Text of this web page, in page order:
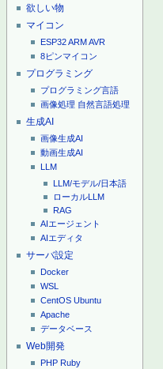
欲しい物
マイコン
ESP32ARMAVR
8ピンマイコン
プログラミング
プログラミング言語
画像処理 自然言語処理
生成AI
画像生成AI
動画生成AI
LLM
LLM/モデル/日本語
ローカルLLM
RAG
AIエージェント
AIエディタ
サーバ設定
Docker
WSL
CentOS Ubuntu
Apache
データベース
Web開発
PHP Ruby